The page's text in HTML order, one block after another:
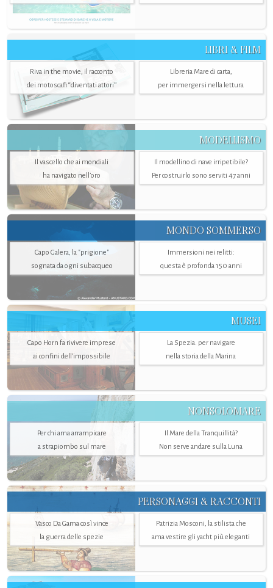
LIBRI & FILM
Riva in the movie, il racconto
dei motoscafi “diventati attori”
Libreria Mare di carta,
per immergersi nella lettura
MODELLISMO
Il vascello che ai mondiali
ha navigato nell’oro
Il modellino di nave irripetibile?
Per costruirlo sono serviti 47 anni
MONDO SOMMERSO
Capo Galera, la "prigione"
sognata da ogni subacqueo
Immersioni nei relitti:
questa è profonda 150 anni
MUSEI
Capo Horn fa rivivere imprese
ai confini dell’impossibile
La Spezia. per navigare
nella storia della Marina
NONSOLOMARE
Per chi ama arrampicare
a strapiombo sul mare
Il Mare della Tranquillità?
Non serve andare sulla Luna
PERSONAGGI & RACCONTI
Vasco Da Gama così vince
la guerra delle spezie
Patrizia Mosconi, la stilista che
ama vestire gli yacht più eleganti